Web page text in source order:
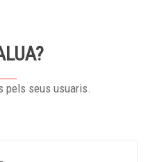
pels seus usuaris.